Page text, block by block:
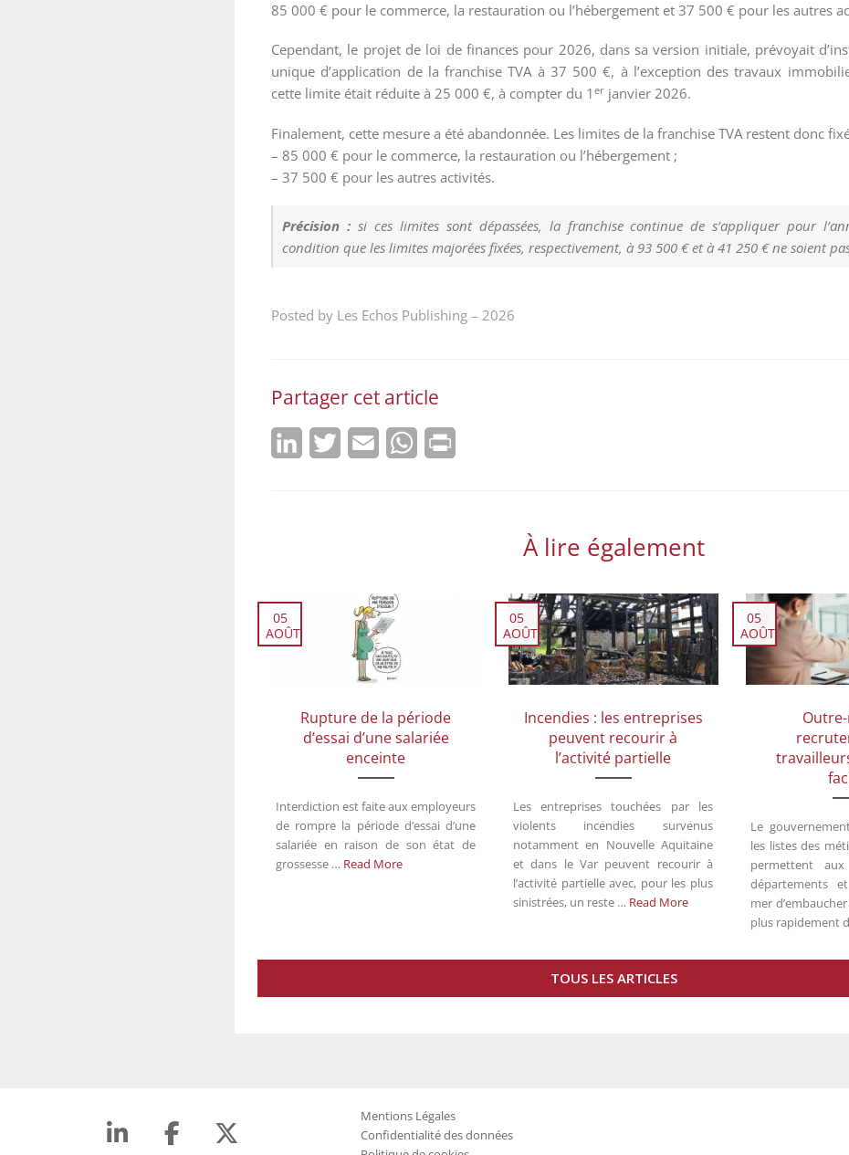
85 000 € pour le commerce, la restauration ou l’hébergement et 37 500 € pour les autres
Cependant, le projet de loi de finances pour 2026, dans sa version initiale, prévoyait
unique d’application de la franchise TVA à 37 500 €, à l’exception des travaux
cette limite était réduite à 25 000 €, à compter du 1 er janvier 2026.
Finalement, cette mesure a été abandonnée. Les limites de la franchise TVA restent donc
– 85 000 € pour le commerce, la restauration ou l’hébergement ;
– 37 500 € pour les autres activités.
Précision :si ces limites sont dépassées, la franchise continue de s’appliquer pour
condition que les limites majorées fixées, respectivement, à 93 500 € et à 41 250 € ne soient
Posted by Les Echos Publishing – 2026
Partager cet article
LinkedInTwitter Email WhatsApp
À lire également
Rupture de la période
d’essai d’une salariée
enceinte
05
AOÛT
Interdiction est faite aux employeurs
de rompre la période d’essai d’une
salariée en raison de son état de
grossesse … Read More
Incendies : les entreprises
peuvent recourir à
l’activité partielle
05
AOÛT
Les entreprises touchées par les
violents incendies survenus
notamment en Nouvelle Aquitaine
et dans le Var peuvent recourir à
l’activité partielle avec, pour les plus
sinistrées, un reste … Read More
05
AOÛT
Le
les listes des
permettent
départements
mer
plus rapidement
TOUS LES ARTICLES
Mentions Légales
Confidentialité des données